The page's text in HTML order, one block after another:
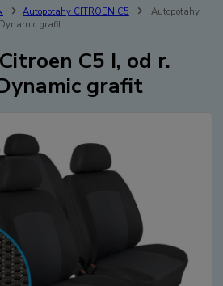
Autopotahy CITROEN C5
Autopotahy
grafit
C5 I, od r.
grafit